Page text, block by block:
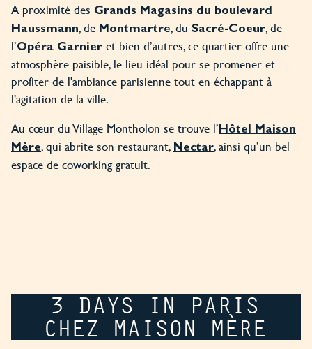
A proximité des Grands Magasins du boulevard
Haussmann, de Montmartre, du Sacré-Coeur, de
l’Opéra Garnier et bien d’autres, ce quartier offre une
atmosphère paisible, le lieu idéal pour se promener et
profiter de l'ambiance parisienne tout en échappant à
l'agitation de la ville.
Au cœur du Village Montholon se trouve l’Hôtel Maison
Mère, qui abrite son restaurant, Nectar, ainsi qu’un bel
espace de coworking gratuit.
3 DAYS IN PARIS
CHEZ MAISON MÈRE